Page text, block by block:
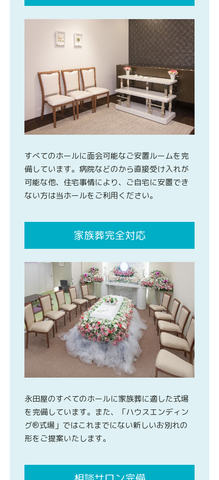
すべてのホールに面会可能なご安置ルームを完
備しています。病院などのから直接受け入れが
可能な他、住宅事情により、ご自宅に安置でき
ない方は当ホールをご利用ください。
家族葬完全対応
永田屋のすべてのホールに家族葬に適した式場
を完備しています。また、「ハウスエンディン
グ®式場」ではこれまでにない新しいお別れの
形をご提案いたします。